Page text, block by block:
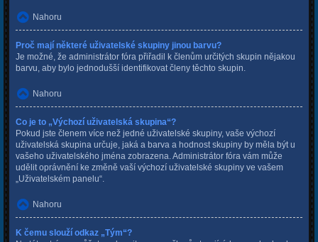
Nahoru
Proč mají některé uživatelské skupiny jinou barvu?
Je možné, že administrátor fóra přiřadil k členům určitých skupin nějakou
barvu, aby bylo jednodušší identifikovat členy těchto skupin.
Nahoru
Co je to „Výchozí uživatelská skupina“?
Pokud jste členem více než jedné uživatelské skupiny, vaše výchozí
uživatelská skupina určuje, jaká a barva a hodnost skupiny by měla být u
vašeho uživatelského jména zobrazena. Administrátor fóra vám může
udělit oprávnění ke změně vaší výchozí uživatelské skupiny ve vašem
„Uživatelském panelu“.
Nahoru
K čemu slouží odkaz „Tým“?